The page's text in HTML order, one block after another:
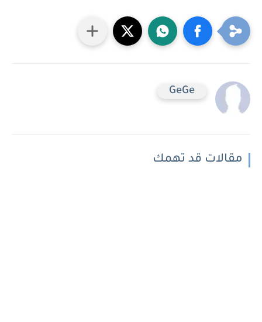
GeGe
مقالات قد تهمك